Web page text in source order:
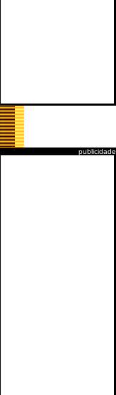
publicidade